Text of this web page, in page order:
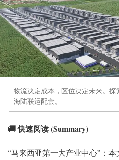
物流决定成本，区位决定未来。
海陆联运配套。
🚚 快速阅读 (Summary)
“马来西亚第一大产业中心”：本